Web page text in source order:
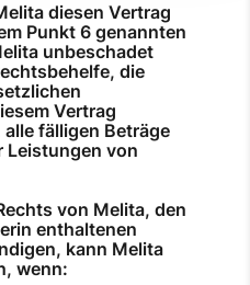
diesen Vertrag
Punkt 6 genannten
unbeschadet
die
Vertrag
fälligen Beträge
Leistungen von
von Melita, den
enthaltenen
kann Melita
wenn: